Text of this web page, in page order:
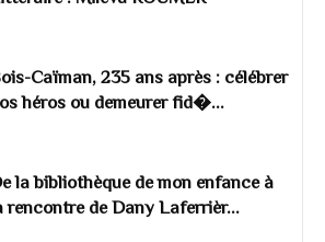
Caïman, 235 ans après : célébrer
héros ou demeurer fid�...
la bibliothèque de mon enfance à
rencontre de Dany Laferrièr...